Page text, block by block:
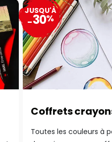
Coffrets
Toutes les couleurs à
JUSQU'À
-30%